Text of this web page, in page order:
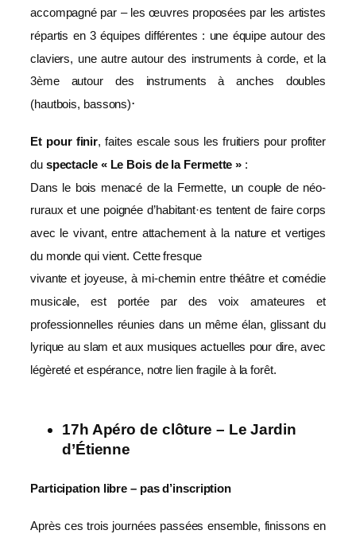
accompagné par – les œuvres proposées par les artistes
répartis en 3 équipes différentes : une équipe autour des
claviers, une autre autour des instruments à corde, et la
3ème autour des instruments à anches doubles
(hautbois, bassons).
Et pour finir, faites escale sous les fruitiers pour profiter
du spectacle « Le Bois de la Fermette » :
Dans le bois menacé de la Fermette, un couple de néo-
ruraux et une poignée d’habitant·es tentent de faire corps
avec le vivant, entre attachement à la nature et vertiges
du monde qui vient. Cette fresque
vivante et joyeuse, à mi-chemin entre théâtre et comédie
musicale, est portée par des voix amateures et
professionnelles réunies dans un même élan, glissant du
lyrique au slam et aux musiques actuelles pour dire, avec
légèreté et espérance, notre lien fragile à la forêt.
17h Apéro de clôture – Le Jardin
d’Étienne
Participation libre – pas d’inscription
Après ces trois journées passées ensemble, finissons en